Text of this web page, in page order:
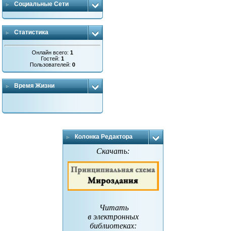
Социальные Сети
Статистика
Онлайн всего:1
Гостей:1
Пользователей:0
Время Жизни
Колонка Редактора
Скачать:
Читать
в электронных
библиотеках: